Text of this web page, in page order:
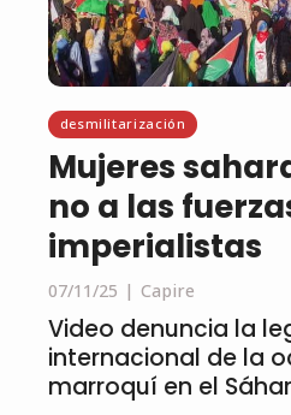
desmilitarización
Mujeres
no a las
imperialistas
07/11/25 Capire
Video denuncia la
internacional de la
marroquí en el